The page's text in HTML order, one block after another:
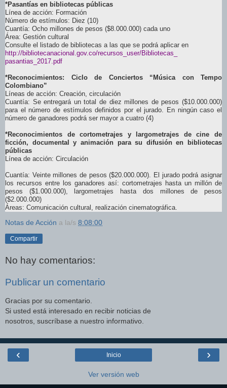
*Pasantías en bibliotecas públicas
Línea de acción: Formación
Número de estímulos: Diez (10)
Cuantía: Ocho millones de pesos ($8.000.000) cada uno
Área: Gestión cultural
Consulte el listado de bibliotecas a las que se podrá aplicar en
http://bibliotecanacional.gov.co/recursos_user/Bibliotecas_
pasantias_2017.pdf
*Reconocimientos: Ciclo de Conciertos “Música con Tempo
Colombiano”
Líneas de acción: Creación, circulación
Cuantía: Se entregará un total de diez millones de pesos ($10.000.000)
para el número de estímulos definidos por el jurado. En ningún caso el
número de ganadores podrá ser mayor a cuatro (4)
*Reconocimientos de cortometrajes y largometrajes de cine de
ficción, documental y animación para su difusión en bibliotecas
públicas
Línea de acción: Circulación
Cuantía: Veinte millones de pesos ($20.000.000). El jurado podrá asignar
los recursos entre los ganadores así: cortometrajes hasta un millón de
pesos ($1.000.000), largometrajes hasta dos millones de pesos
($2.000.000)
Áreas: Comunicación cultural, realización cinematográfica.
Notas de Acción a la/s 8:08:00
Compartir
No hay comentarios:
Publicar un comentario
Gracias por su comentario.
Si usted está interesado en recibir noticias de
nosotros, suscríbase a nuestro informativo.
‹ ›
Inicio
Ver versión web